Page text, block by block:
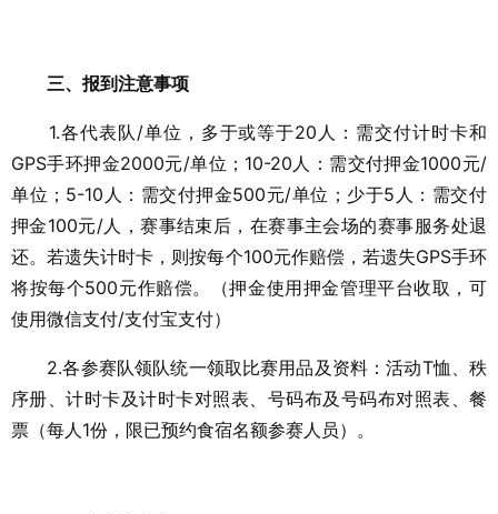
三、报到注意事项
1.各代表队/单位，多于或等于20人：需交付计时卡和
GPS手环押金2000元/单位；10-20人：需交付押金1000元/
单位；5-10人：需交付押金500元/单位；少于5人：需交付
押金100元/人，赛事结束后，在赛事主会场的赛事服务处退
还。若遗失计时卡，则按每个100元作赔偿，若遗失GPS手环
将按每个500元作赔偿。（押金使用押金管理平台收取，可
使用微信支付/支付宝支付）
2.各参赛队领队统一领取比赛用品及资料：活动T恤、秩
序册、计时卡及计时卡对照表、号码布及号码布对照表、餐
票（每人1份，限已预约食宿名额参赛人员）。